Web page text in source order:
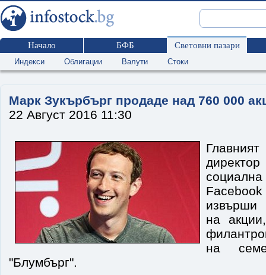
Начало БФБ Световни пазари
Индекси Облигации Валути Стоки
Марк Зукърбърг продаде над 760 000
22 Август 2016 11:30
извърши
на
на
"Блумбърг".